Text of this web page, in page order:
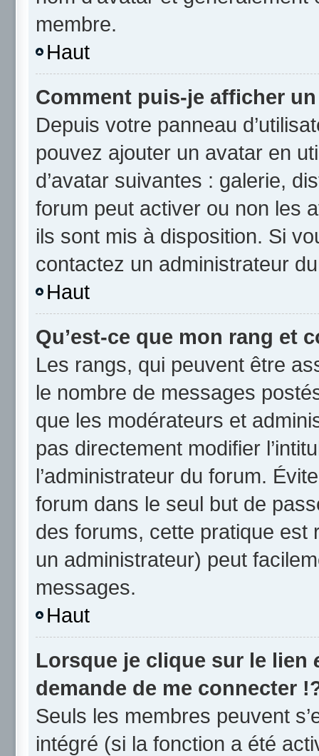
membre.
Haut
Comment puis-je afficher
Depuis votre panneau
pouvez ajouter un avatar en
d’avatar suivantes : galerie,
forum peut activer ou non les
ils sont mis à disposition. Si
contactez un administrateur
Haut
Qu’est-ce que mon rang et
Les rangs, qui peuvent être
le nombre de messages
que les modérateurs et
pas directement modifier
l’administrateur du forum.
forum dans le seul but de
des forums, cette pratique est
un administrateur) peut
messages.
Haut
Lorsque je clique sur le lien
demande de me connecter
Seuls les membres peuvent
intégré (si la fonction a été